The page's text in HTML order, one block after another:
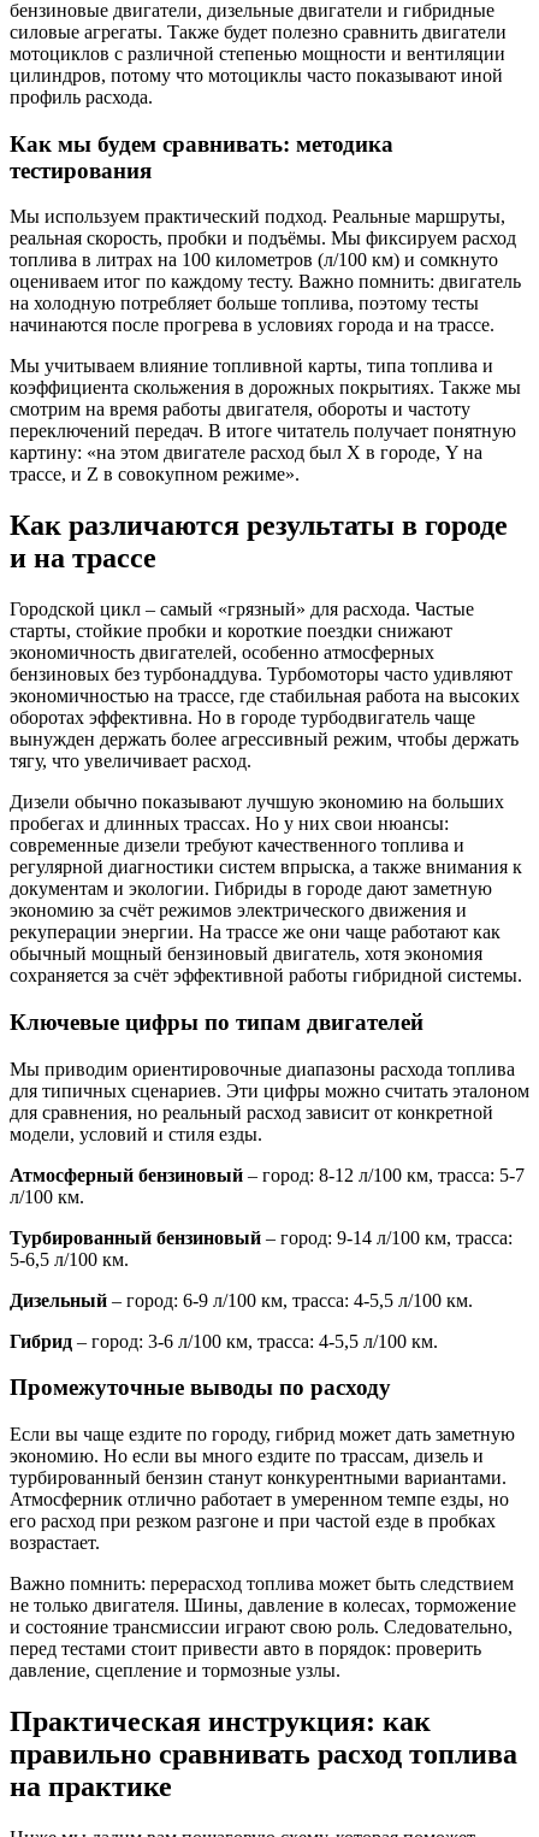
бензиновые двигатели, дизельные двигатели и гибридные
силовые агрегаты. Также будет полезно сравнить двигатели
мотоциклов с различной степенью мощности и вентиляции
цилиндров, потому что мотоциклы часто показывают иной
профиль расхода.
Как мы будем сравнивать: методика
тестирования
Мы используем практический подход. Реальные маршруты,
реальная скорость, пробки и подъёмы. Мы фиксируем расход
топлива в литрах на 100 километров (л/100 км) и сомкнуто
оцениваем итог по каждому тесту. Важно помнить: двигатель
на холодную потребляет больше топлива, поэтому тесты
начинаются после прогрева в условиях города и на трассе.
Мы учитываем влияние топливной карты, типа топлива и
коэффициента скольжения в дорожных покрытиях. Также мы
смотрим на время работы двигателя, обороты и частоту
переключений передач. В итоге читатель получает понятную
картину: «на этом двигателе расход был X в городе, Y на
трассе, и Z в совокупном режиме».
Как различаются результаты в городе
и на трассе
Городской цикл – самый «грязный» для расхода. Частые
старты, стойкие пробки и короткие поездки снижают
экономичность двигателей, особенно атмосферных
бензиновых без турбонаддува. Турбомоторы часто удивляют
экономичностью на трассе, где стабильная работа на высоких
оборотах эффективна. Но в городе турбодвигатель чаще
вынужден держать более агрессивный режим, чтобы держать
тягу, что увеличивает расход.
Дизели обычно показывают лучшую экономию на больших
пробегах и длинных трассах. Но у них свои нюансы:
современные дизели требуют качественного топлива и
регулярной диагностики систем впрыска, а также внимания к
документам и экологии. Гибриды в городе дают заметную
экономию за счёт режимов электрического движения и
рекуперации энергии. На трассе же они чаще работают как
обычный мощный бензиновый двигатель, хотя экономия
сохраняется за счёт эффективной работы гибридной системы.
Ключевые цифры по типам двигателей
Мы приводим ориентировочные диапазоны расхода топлива
для типичных сценариев. Эти цифры можно считать эталоном
для сравнения, но реальный расход зависит от конкретной
модели, условий и стиля езды.
Атмосферный бензиновый – город: 8-12 л/100 км, трасса: 5-7
л/100 км.
Турбированный бензиновый – город: 9-14 л/100 км, трасса:
5-6,5 л/100 км.
Дизельный – город: 6-9 л/100 км, трасса: 4-5,5 л/100 км.
Гибрид – город: 3-6 л/100 км, трасса: 4-5,5 л/100 км.
Промежуточные выводы по расходу
Если вы чаще ездите по городу, гибрид может дать заметную
экономию. Но если вы много ездите по трассам, дизель и
турбированный бензин станут конкурентными вариантами.
Атмосферник отлично работает в умеренном темпе езды, но
его расход при резком разгоне и при частой езде в пробках
возрастает.
Важно помнить: перерасход топлива может быть следствием
не только двигателя. Шины, давление в колесах, торможение
и состояние трансмиссии играют свою роль. Следовательно,
перед тестами стоит привести авто в порядок: проверить
давление, сцепление и тормозные узлы.
Практическая инструкция: как
правильно сравнивать расход топлива
на практике